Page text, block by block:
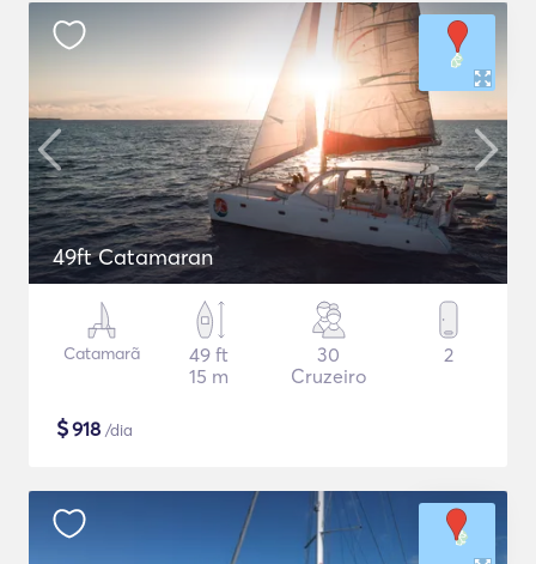
49ft Catamaran
Catamarã
49 ft
15 m
30
Cruzeiro
2
$918 /dia